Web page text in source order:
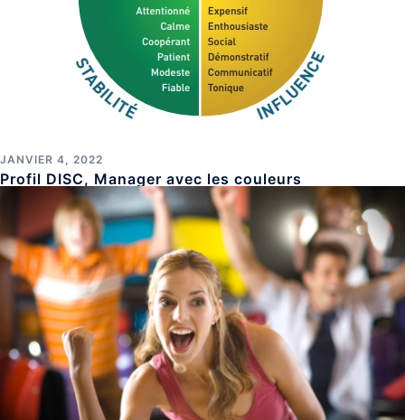
JANVIER 4, 2022
Profil DISC, Manager avec les couleurs